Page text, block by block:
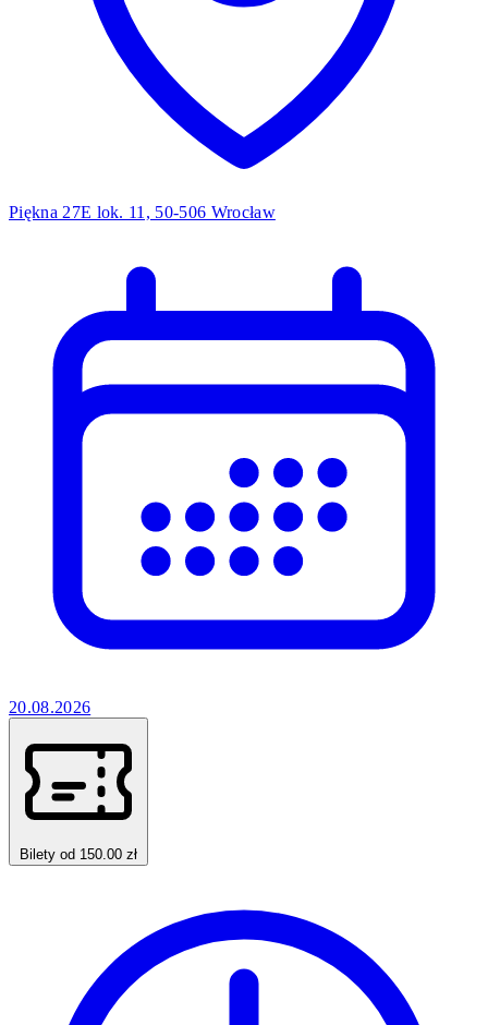
Piękna 27E lok. 11, 50-506 Wrocław
20.08.2026
Bilety od 150.00 zł